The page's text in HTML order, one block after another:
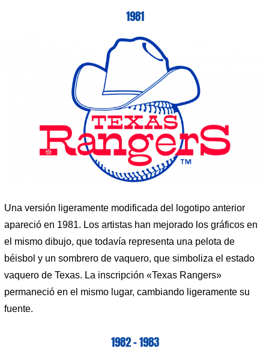
1981
Una versión ligeramente modificada del logotipo anterior
apareció en 1981. Los artistas han mejorado los gráficos en
el mismo dibujo, que todavía representa una pelota de
béisbol y un sombrero de vaquero, que simboliza el estado
vaquero de Texas. La inscripción «Texas Rangers»
permaneció en el mismo lugar, cambiando ligeramente su
fuente.
1982 – 1983